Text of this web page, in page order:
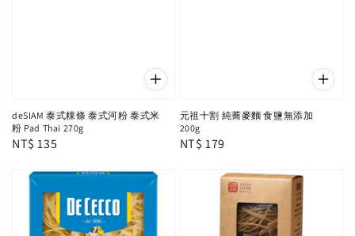
deSIAM 泰式粿條 泰式河粉 泰式米
粉 Pad Thai 270g
Regular
NT$ 135
元祖十割 純蕎麥麵 食鹽無添加
200g
Regular
NT$ 179